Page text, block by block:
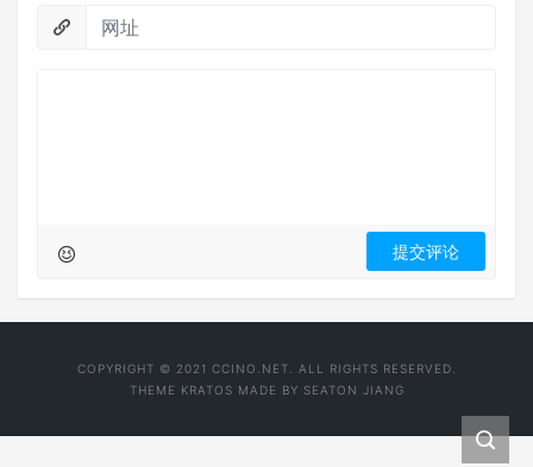
COPYRIGHT © 2021 CCINO.NET. ALL RIGHTS RESERVED.
THEME KRATOS MADE BY SEATON JIANG